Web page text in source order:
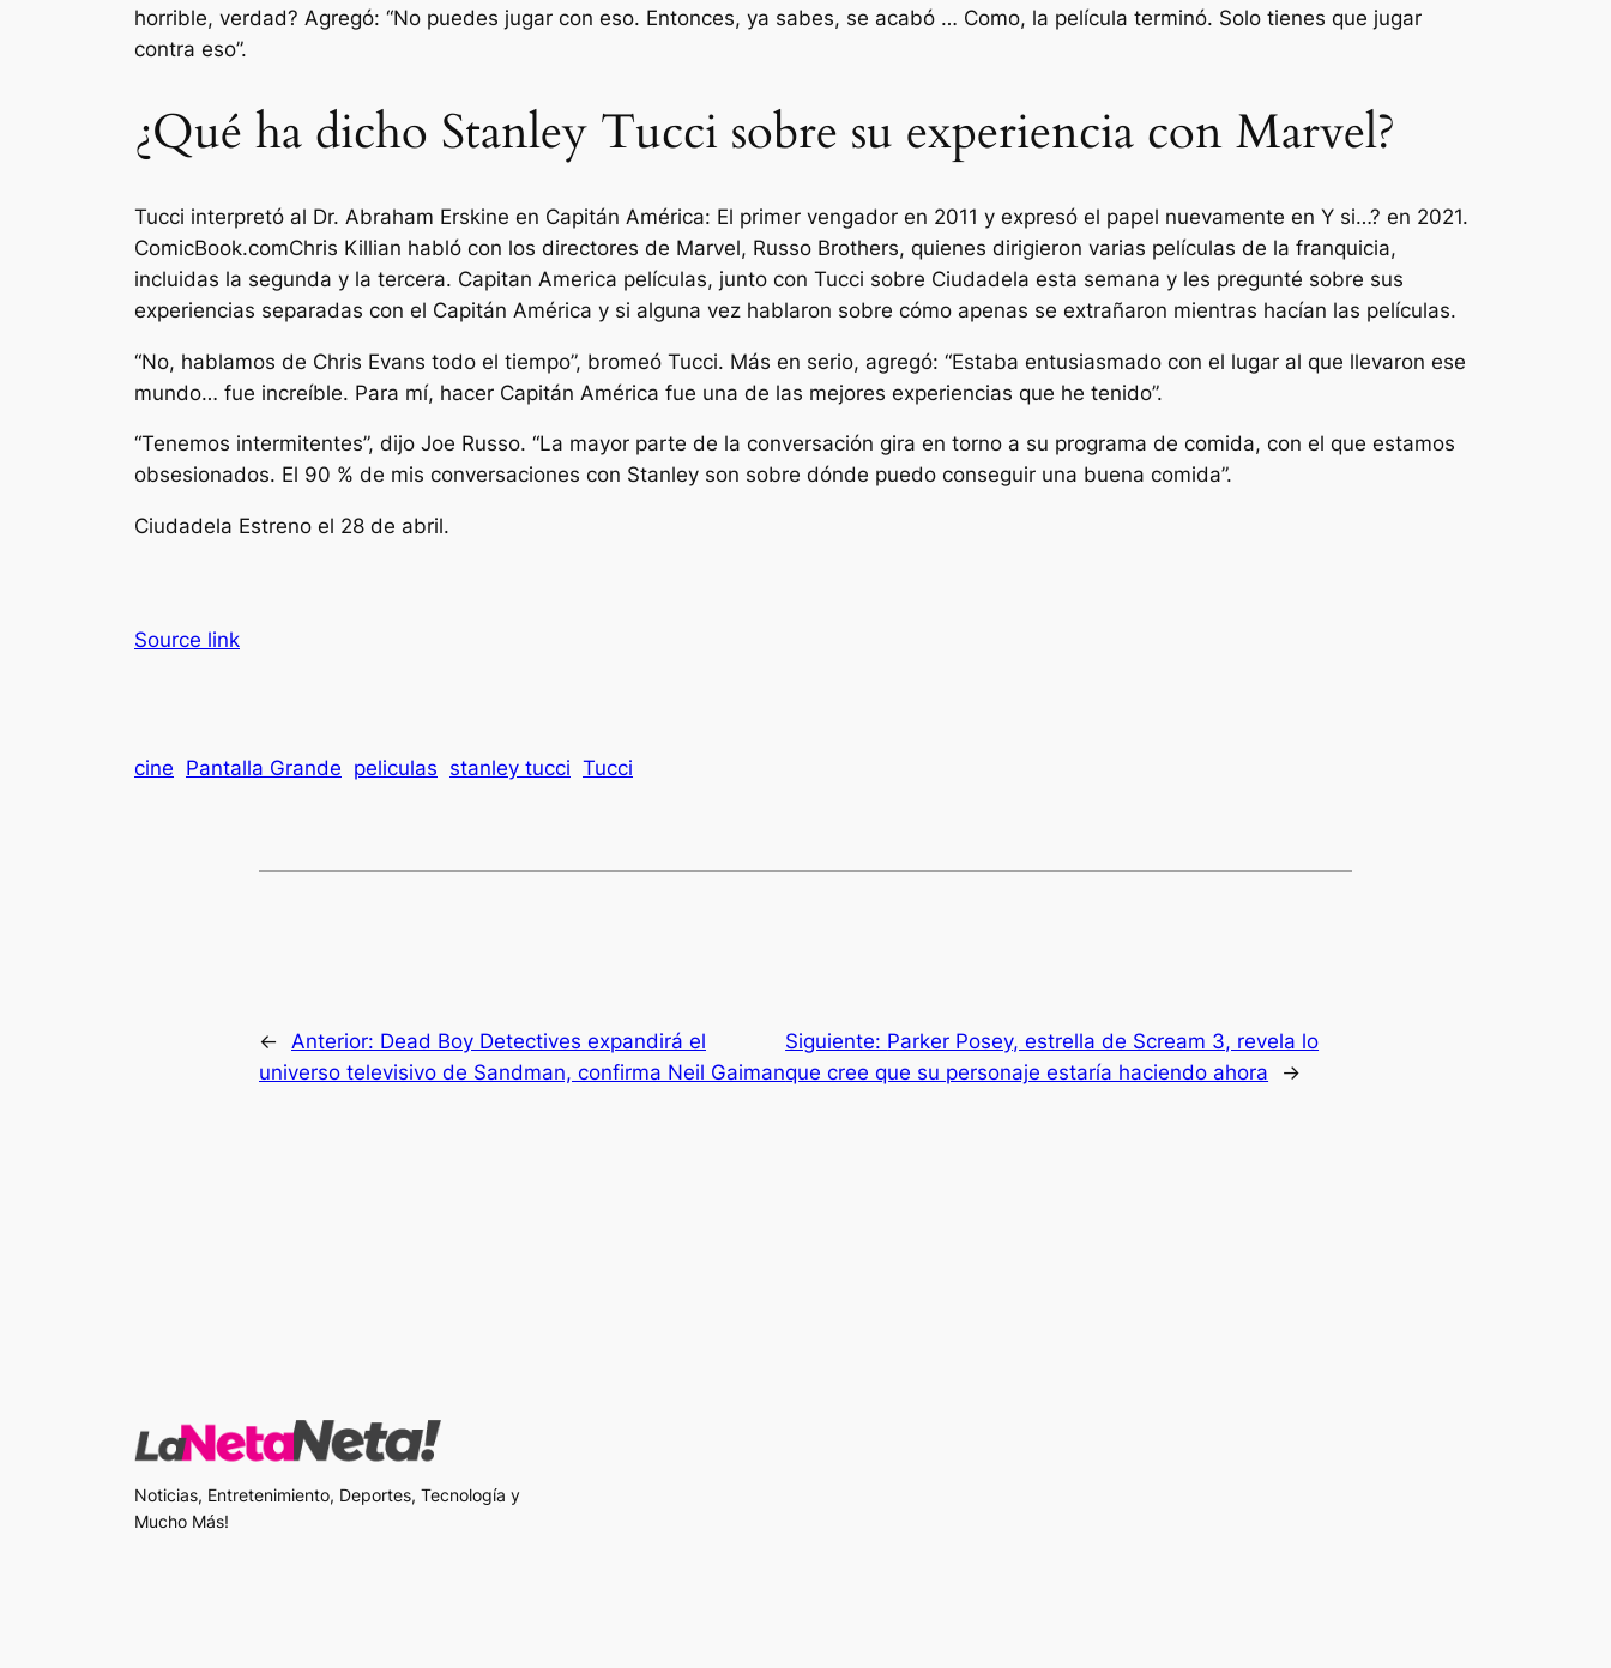
horrible, verdad? Agregó: “No puedes jugar con eso. Entonces, ya sabes, se acabó … Como, la película terminó. Solo tienes que jugar
contra eso”.
¿Qué ha dicho Stanley Tucci sobre su experiencia con Marvel?
Tucci interpretó al Dr. Abraham Erskine en Capitán América: El primer vengador en 2011 y expresó el papel nuevamente en Y si…? en 2021.
ComicBook.comChris Killian habló con los directores de Marvel, Russo Brothers, quienes dirigieron varias películas de la franquicia,
incluidas la segunda y la tercera. Capitan America películas, junto con Tucci sobre Ciudadela esta semana y les pregunté sobre sus
experiencias separadas con el Capitán América y si alguna vez hablaron sobre cómo apenas se extrañaron mientras hacían las películas.
“No, hablamos de Chris Evans todo el tiempo”, bromeó Tucci. Más en serio, agregó: “Estaba entusiasmado con el lugar al que llevaron ese
mundo… fue increíble. Para mí, hacer Capitán América fue una de las mejores experiencias que he tenido”.
“Tenemos intermitentes”, dijo Joe Russo. “La mayor parte de la conversación gira en torno a su programa de comida, con el que estamos
obsesionados. El 90 % de mis conversaciones con Stanley son sobre dónde puedo conseguir una buena comida”.
Ciudadela Estreno el 28 de abril.
Source link
cine Pantalla Grande peliculas stanley tucci Tucci
← Anterior: Dead Boy Detectives expandirá el
universo televisivo de Sandman, confirma Neil Gaiman
Siguiente: Parker Posey, estrella de Scream 3, revela lo
que cree que su personaje estaría haciendo ahora
→
Noticias, Entretenimiento, Deportes, Tecnología y
Mucho Más!